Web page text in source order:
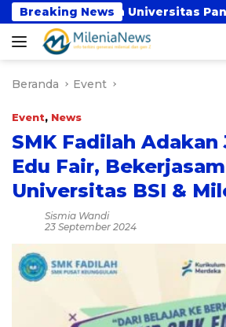
Langsung
ke
konten
Breaking News
dan Universitas Panca Bhakti
Beranda Event
Event, News
SMK Fadilah Adakan
Edu Fair,
Universitas BSI &
Sismia Wandi
23 September 2024